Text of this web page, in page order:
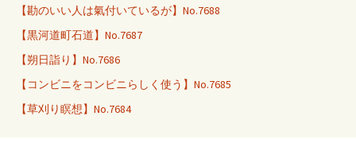
【勘のいい人は氣付いているが】No.7688
【黒河道町石道】No.7687
【朔日詣り】No.7686
【コンビニをコンビニらしく使う】No.7685
【草刈り瞑想】No.7684